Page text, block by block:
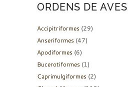
ORDENS DE AVES
Accipitriformes (29)
Anseriformes (47)
Apodiformes (6)
Bucerotiformes (1)
Caprimulgiformes (2)